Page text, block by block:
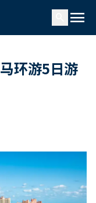
menu
环游5日游